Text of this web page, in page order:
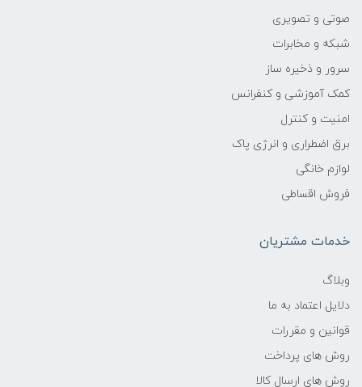
صوتی و تصویری
شبکه و مخابرات
سرور و ذخیره ساز
کمک آموزشی و کنفرانس
امنیت و کنترل
برق اضطراری و انرژی پاک
لوازم خانگی
فروش اقساطی
خدمات مشتریان
وبلاگ
دلایل اعتماد به ما
قوانین و مقررات
روش های پرداخت
روش های ارسال کالا